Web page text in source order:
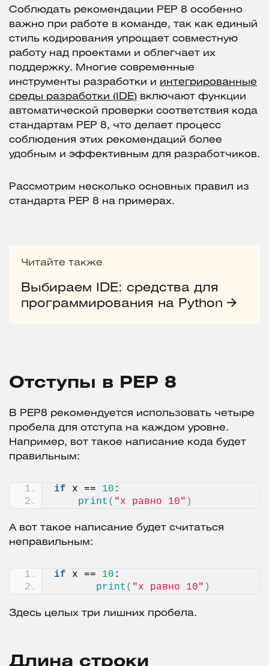
Соблюдать рекомендации PEP 8 особенно
важно при работе в команде, так как единый
стиль кодирования упрощает совместную
работу над проектами и облегчает их
поддержку. Многие современные
инструменты разработки и интегрированные
среды разработки (IDE) включают функции
автоматической проверки соответствия кода
стандартам PEP 8, что делает процесс
соблюдения этих рекомендаций более
удобным и эффективным для разработчиков.
Рассмотрим несколько основных правил из
стандарта PEP 8 на примерах.
Читайте также
Выбираем IDE: средства для
программирования на Python
Отступы в PEP 8
В PEP8 рекомендуется использовать четыре
пробела для отступа на каждом уровне.
Например, вот такое написание кода будет
правильным:
if x == 10 :
print ( "x равно 10" )
А вот такое написание будет считаться
неправильным:
if x == 10 :
print ( "x равно 10" )
Здесь целых три лишних пробела.
Длина строки